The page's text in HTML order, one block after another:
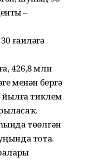
–
ғаиләгә
426,8 млн
менән бергә
йылға тиклем
төҙөлгән
тота.